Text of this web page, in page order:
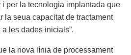
i per la tecnologia implantada que
la seua capacitat de tractament
les dades inicials”.
la nova línia de processament